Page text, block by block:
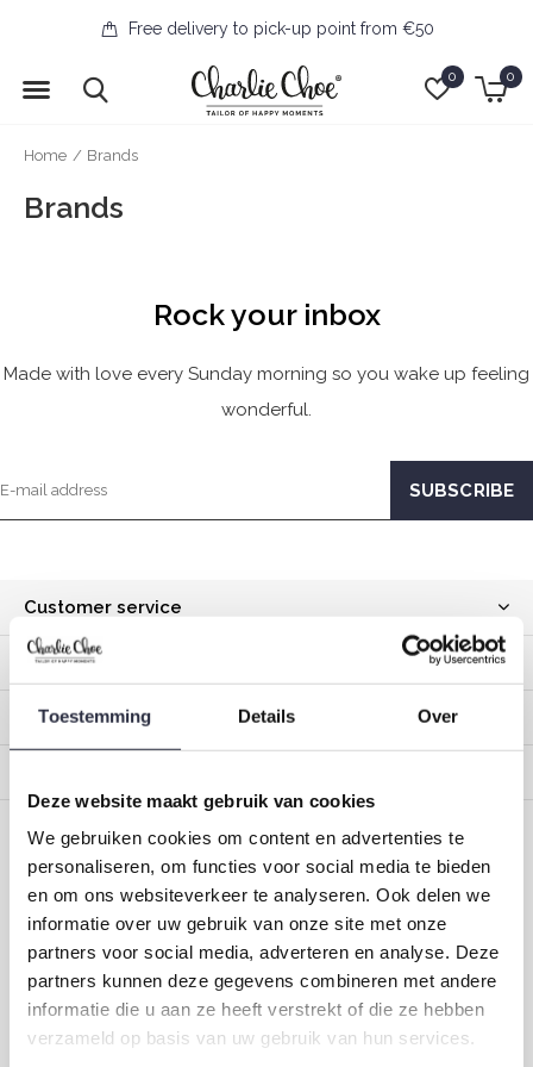
Toestemming Details Over
Deze website maakt gebruik van cookies
We gebruiken cookies om content en advertenties te
personaliseren, om functies voor social media te bieden
en om ons websiteverkeer te analyseren. Ook delen we
informatie over uw gebruik van onze site met onze
partners voor social media, adverteren en analyse. Deze
partners kunnen deze gegevens combineren met andere
informatie die u aan ze heeft verstrekt of die ze hebben
verzameld op basis van uw gebruik van hun services.
0 0
Free delivery to pick-up point from €50
Home Brands
Brands
Rock your inbox
Made with love every Sunday morning so you wake up feeling
wonderful.
Customer service
My account
Categories
CALL US EMAIL US
ONZE MERKEN
Dirkje baby and children's clothing
Size 44 to 116